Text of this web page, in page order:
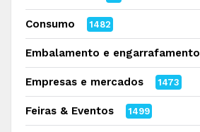
Consumo 1482
Embalamento e engarrafamento
Empresas e mercados 1473
Feiras & Eventos 1499